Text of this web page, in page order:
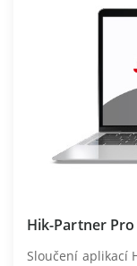
Hik-Partner Pro
Sloučení aplikací